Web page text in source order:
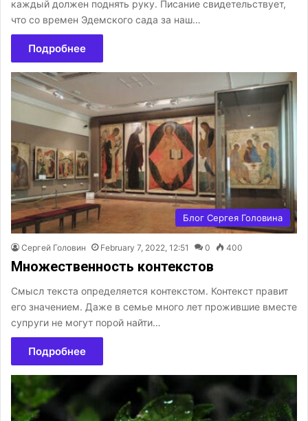
каждый должен поднять руку. Писание свидетельствует,
что со времен Эдемского сада за наш…
Подробнее
Блог Сергея Головина
Сергей Головин February 7, 2022, 12:51 0 400
Множественность контекстов
Смысл текста определяется контекстом. Контекст правит
его значением. Даже в семье много лет прожившие вместе
супруги не могут порой найти…
Подробнее